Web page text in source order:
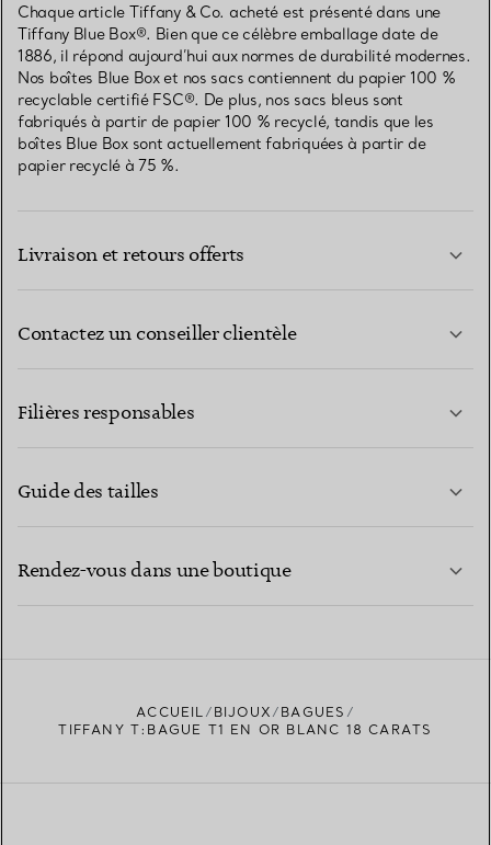
Chaque article Tiffany & Co. acheté est présenté dans une
Tiffany Blue Box®. Bien que ce célèbre emballage date de
1886, il répond aujourd’hui aux normes de durabilité modernes.
Nos boîtes Blue Box et nos sacs contiennent du papier 100 %
recyclable certifié FSC®. De plus, nos sacs bleus sont
fabriqués à partir de papier 100 % recyclé, tandis que les
boîtes Blue Box sont actuellement fabriquées à partir de
papier recyclé à 75 %.
Livraison et retours offerts
Contactez un conseiller clientèle
Filières responsables
Guide des tailles
Rendez-vous dans une boutique
TROUVEZ LA BOUTIQUE LA PLUS PROCHE
ACCUEIL BIJOUX
BAGUES
TIFFANY T:BAGUE T1 EN OR BLANC 18 CARATS